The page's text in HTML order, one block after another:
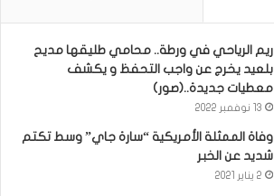
ريم الرياحي في ورطة.. محامي طليقها مديح
بلعيد يخرج عن واجب التحفظ و يكشف
معطيات جديدة..(صور)
13 نوفمبر 2022
وفاة الممثلة الأمريكية “سارة جاي” وسط تكتم
شديد عن الخبر
2 يناير 2021